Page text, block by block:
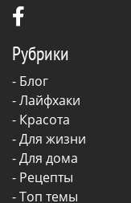
Рубрики
- Блог
-Лайфхаки
- Красота
-Для жизни
-Для дома
- Рецепты
- Топ темы